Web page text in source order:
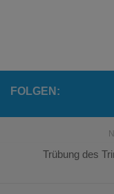
FOLGEN:
Trübung des